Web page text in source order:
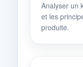
Analyser un
et les
produite.